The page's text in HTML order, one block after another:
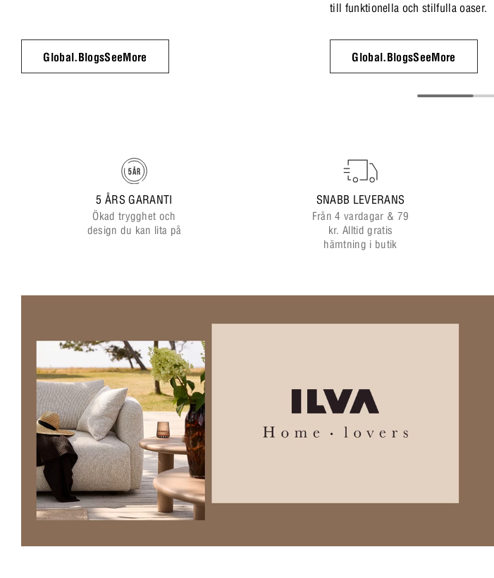
Global.BlogsSeeMore
till funktionella och stilfulla oaser.
Global.BlogsSeeMore
5 ÅRS GARANTI
Ökad trygghet och
design du kan lita på
SNABB LEVERANS
Från 4 vardagar & 79
kr. Alltid gratis
hämtning i butik